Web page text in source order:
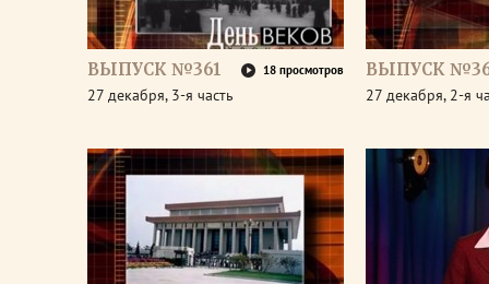
ВЫПУСК №361 18 просмотров
27 декабря, 3-я часть
ВЫПУСК
27 декабря, 2-я